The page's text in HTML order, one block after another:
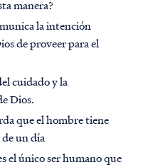
manera?
la intención
de proveer para el
cuidado y la
Dios.
que el hombre tiene
un día
el único ser humano que